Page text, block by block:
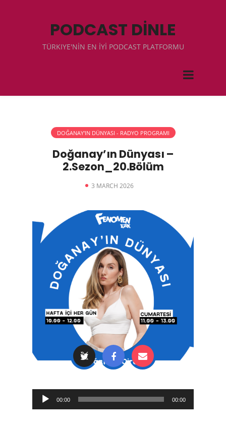
PODCAST DİNLE
TÜRKIYE'NİN EN İYİ PODCAST PLATFORMU
DOĞANAY'IN DÜNYASI - RADYO PROGRAMI
Doğanay’ın Dünyası –
2.Sezon_20.Bölüm
3 MARCH 2026
Audio
Player
00:00 00:00